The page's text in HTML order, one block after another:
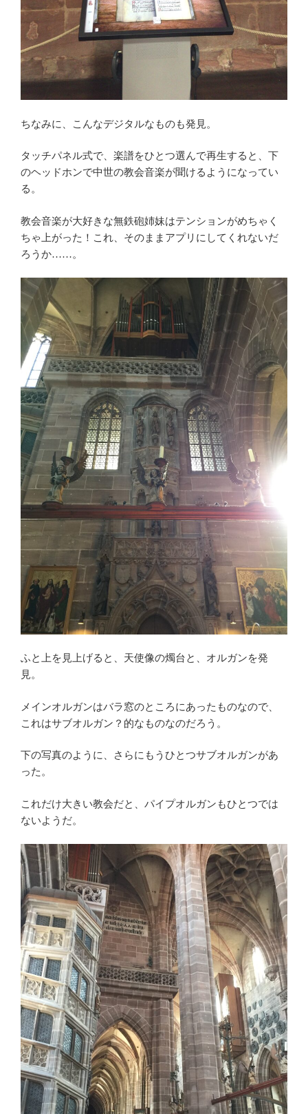
ちなみに、こんなデジタルなものも発見。
タッチパネル式で、楽譜をひとつ選んで再生すると、下
のヘッドホンで中世の教会音楽が聞けるようになってい
る。
教会音楽が大好きな無鉄砲姉妹はテンションがめちゃく
ちゃ上がった！これ、そのままアプリにしてくれないだ
ろうか……。
ふと上を見上げると、天使像の燭台と、オルガンを発
見。
メインオルガンはバラ窓のところにあったものなので、
これはサブオルガン？的なものなのだろう。
下の写真のように、さらにもうひとつサブオルガンがあ
った。
これだけ大きい教会だと、パイプオルガンもひとつでは
ないようだ。